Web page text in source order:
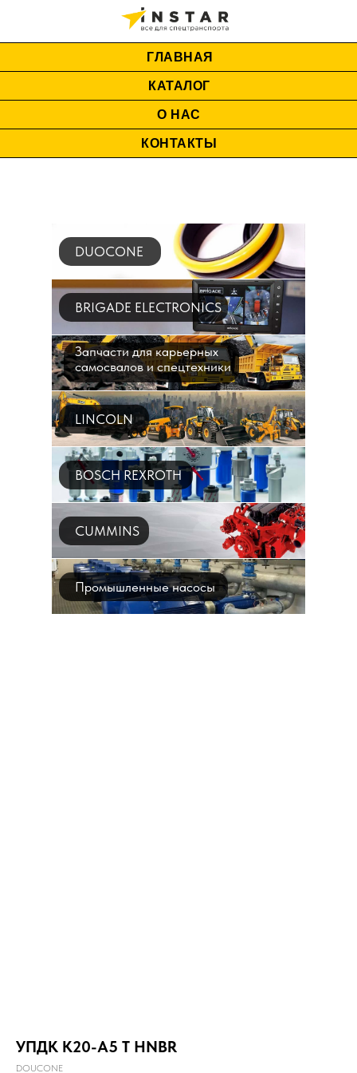
ГЛАВНАЯ
КАТАЛОГ
О НАС
КОНТАКТЫ
DUOCONE
BRIGADE ELECTRONICS
Запчасти для карьерных
самосвалов и спецтехники
LINCOLN
BOSCH REXROTH
CUMMINS
Промышленные насосы
УПДК К20-А5 Т HNBR
DOUCONE